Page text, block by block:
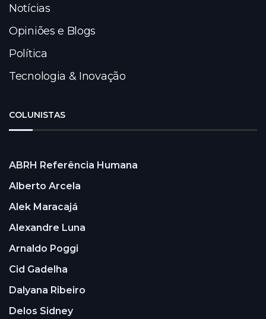
Notícias
Opiniões e Blogs
Política
Tecnologia & Inovação
COLUNISTAS
ABRH Referência Humana
Alberto Arcela
Alek Maracajá
Alexandre Luna
Arnaldo Poggi
Cid Gadelha
Dalyana Ribeiro
Delos Sidney